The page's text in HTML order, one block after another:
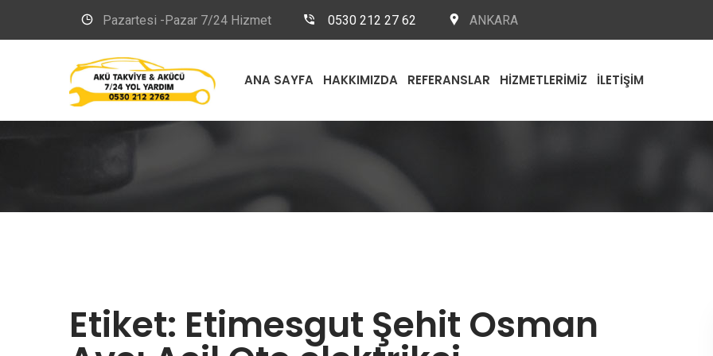
Pazartesi -Pazar 7/24 Hizmet 0530 212 27 62 ANKARA
ANA SAYFA HAKKIMIZDA REFERANSLAR HIZMETLERIMIZ İLETIŞIM
Etiket: Etimesgut Şehit Osman